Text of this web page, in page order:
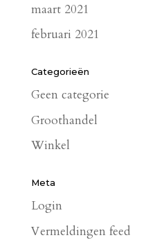
maart 2021
februari 2021
Categorieën
Geen categorie
Groothandel
Winkel
Meta
Login
Vermeldingen feed